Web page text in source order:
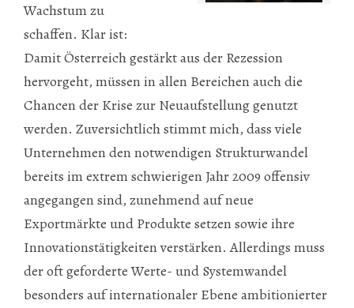
Wachstum zu
schaffen. Klar ist:
Damit Österreich gestärkt aus der Rezession
hervorgeht, müssen in allen Bereichen auch die
Chancen der Krise zur Neuaufstellung genutzt
werden. Zuversichtlich stimmt mich, dass viele
Unternehmen den notwendigen Strukturwandel
bereits im extrem schwierigen Jahr 2009 offensiv
angegangen sind, zunehmend auf neue
Exportmärkte und Produkte setzen sowie ihre
Innovationstätigkeiten verstärken. Allerdings muss
der oft geforderte Werte- und Systemwandel
besonders auf internationaler Ebene ambitionierter